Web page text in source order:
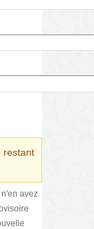
restant
avez